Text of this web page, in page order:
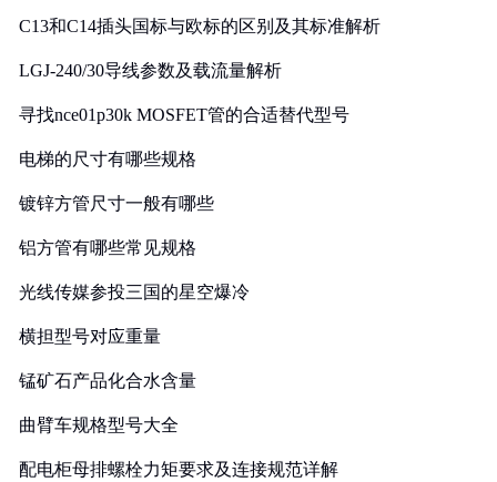
C13和C14插头国标与欧标的区别及其标准解析
LGJ-240/30导线参数及载流量解析
寻找nce01p30k MOSFET管的合适替代型号
电梯的尺寸有哪些规格
镀锌方管尺寸一般有哪些
铝方管有哪些常见规格
光线传媒参投三国的星空爆冷
横担型号对应重量
锰矿石产品化合水含量
曲臂车规格型号大全
配电柜母排螺栓力矩要求及连接规范详解